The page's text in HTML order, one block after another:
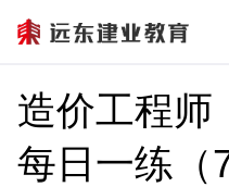
造价工程师
每日一练（